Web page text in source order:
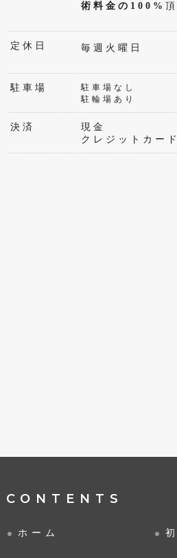
術料金の100%
定休日 毎週火曜日
駐車場
駐車場なし
駐輪場あり
決済
現金
クレジットカード
CONTENTS
ホーム